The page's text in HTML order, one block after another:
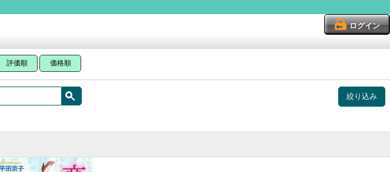
ログイン
評価順 価格順
絞り込み